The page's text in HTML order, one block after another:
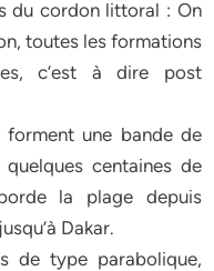
du cordon littoral : On
toutes les formations
c’est à dire post
une bande de
centaines de
la plage depuis
Dakar.
de type parabolique,